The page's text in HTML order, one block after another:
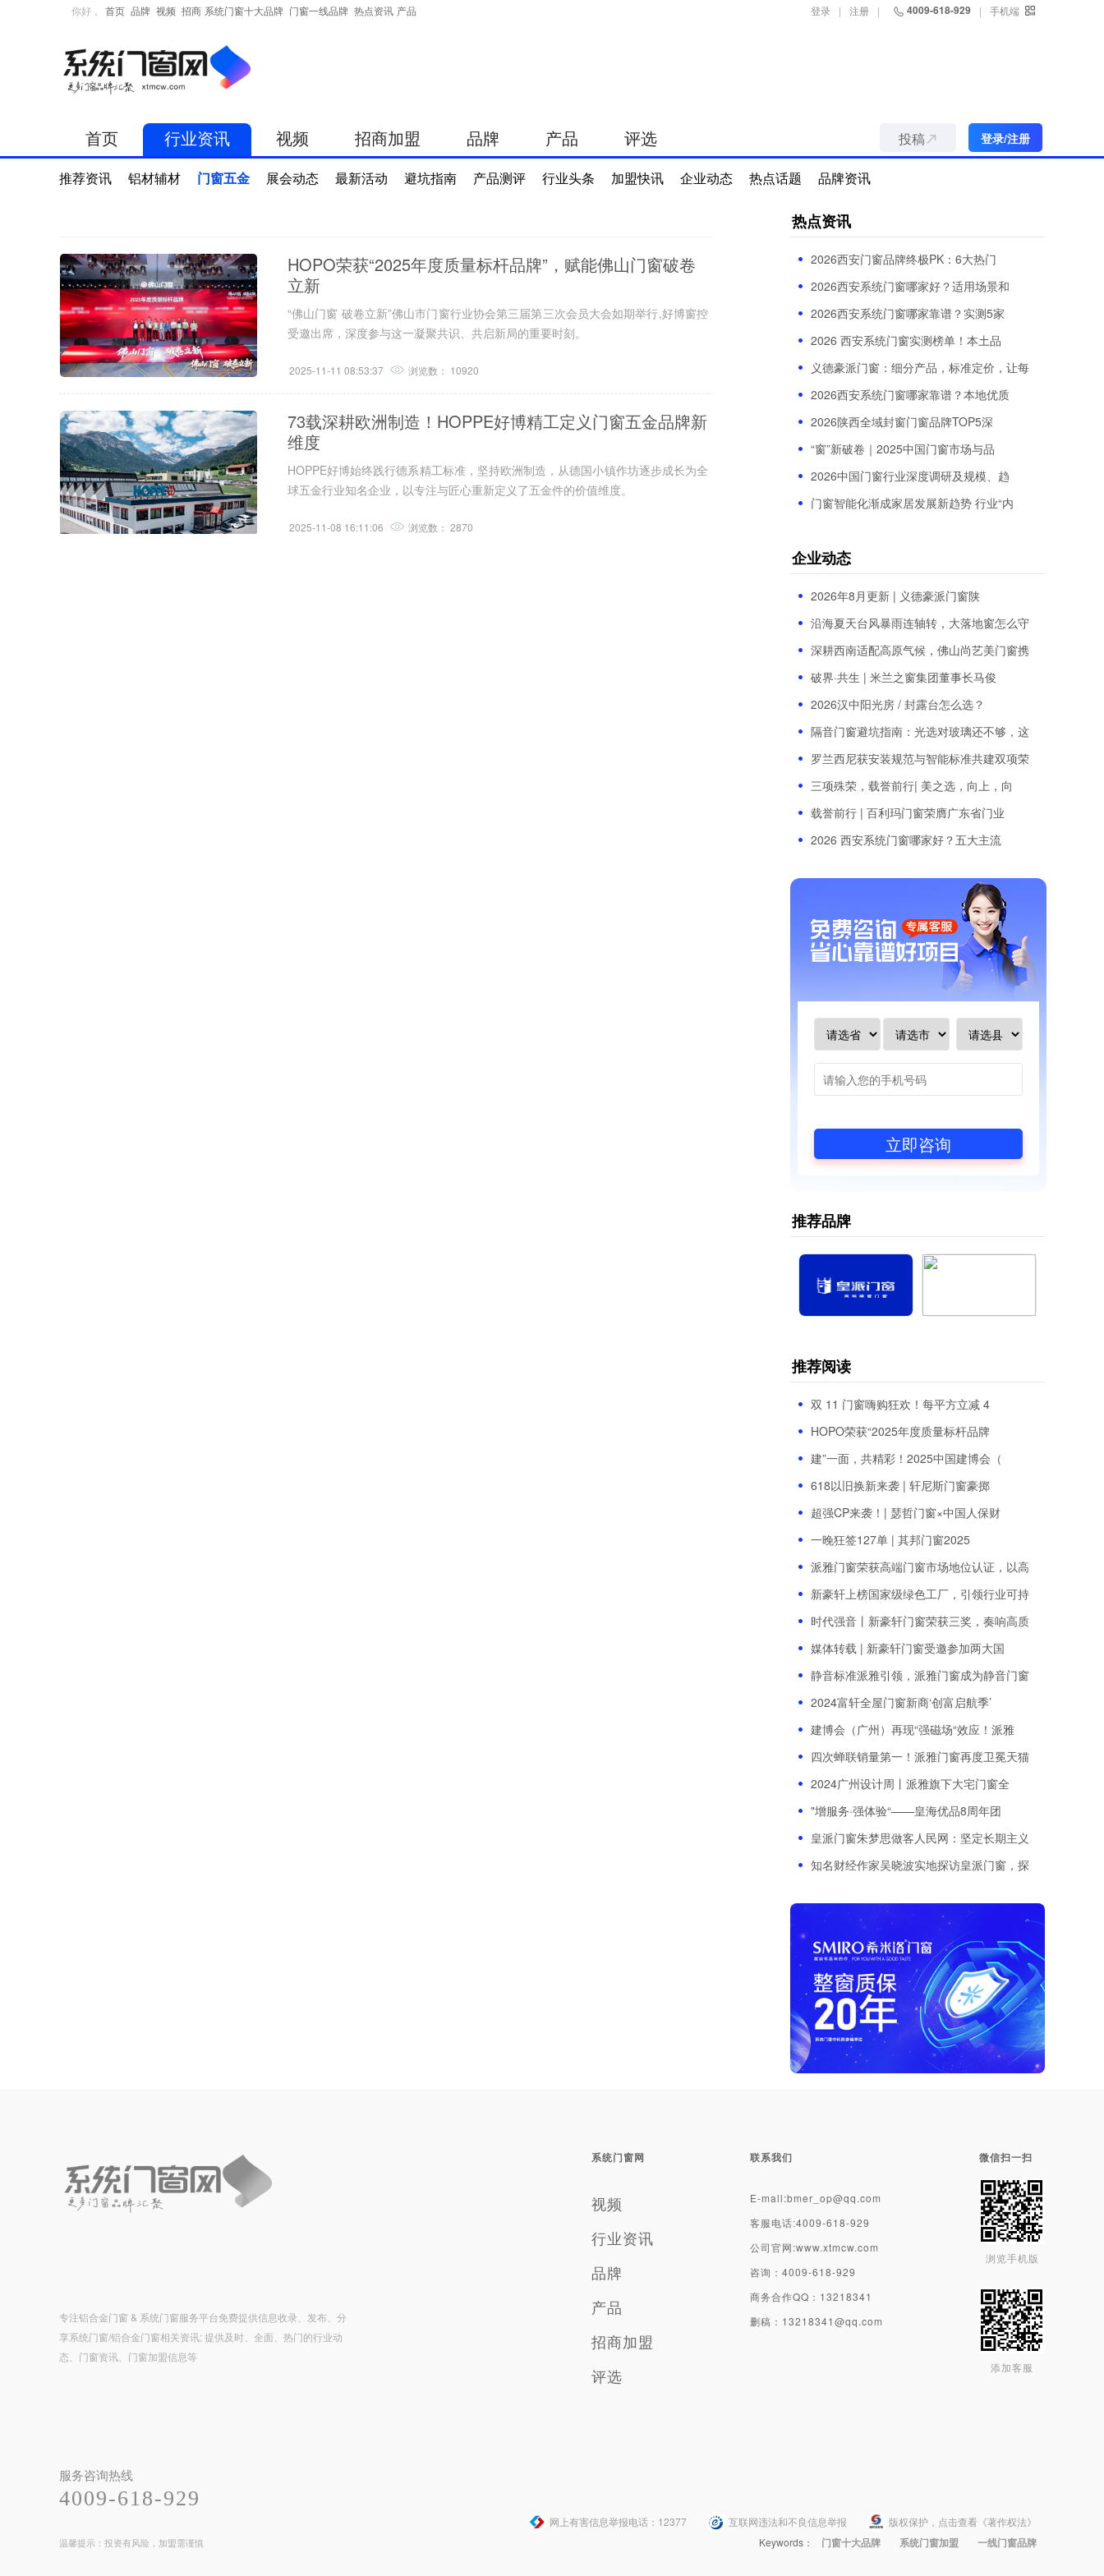
你好， 首页 品牌 视频 招商 系统门窗十大品牌 门窗一线品牌 热点资讯 产品 登录 | 注册 | 4009-618-929 | 手机端
首页 行业资讯 视频 招商加盟 品牌 产品 评选 登录/注册
投稿
推荐资讯 铝材辅材 门窗五金 展会动态 最新活动 避坑指南 产品测评 行业头条 加盟快讯 企业动态 热点话题 品牌资讯
HOPO荣获“2025年度质量标杆品牌”，赋能佛山门窗破卷
立新
“佛山门窗 破卷立新”佛山市门窗行业协会第三届第三次会员大会如期举行,好博窗控
受邀出席，深度参与这一凝聚共识、共启新局的重要时刻。
2025-11-11 08:53:37 浏览数： 10920
73载深耕欧洲制造！HOPPE好博精工定义门窗五金品牌新
维度
HOPPE好博始终践行德系精工标准，坚持欧洲制造，从德国小镇作坊逐步成长为全
球五金行业知名企业，以专注与匠心重新定义了五金件的价值维度。
2025-11-08 16:11:06 浏览数： 2870
热点资讯
2026西安门窗品牌终极PK：6大热门
2026西安系统门窗哪家好？适用场景和
2026西安系统门窗哪家靠谱？实测5家
2026 西安系统门窗实测榜单！本土品
义德豪派门窗：细分产品，标准定价，让每
2026西安系统门窗哪家靠谱？本地优质
2026陕西全域封窗门窗品牌TOP5深
“窗”新破卷｜2025中国门窗市场与品
2026中国门窗行业深度调研及规模、趋
门窗智能化渐成家居发展新趋势 行业“内
企业动态
2026年8月更新 | 义德豪派门窗陕
沿海夏天台风暴雨连轴转，大落地窗怎么守
深耕西南适配高原气候，佛山尚艺美门窗携
破界·共生 | 米兰之窗集团董事长马俊
2026汉中阳光房 / 封露台怎么选？
隔音门窗避坑指南：光选对玻璃还不够，这
罗兰西尼获安装规范与智能标准共建双项荣
三项殊荣，载誉前行| 美之选，向上，向
载誉前行 | 百利玛门窗荣膺广东省门业
2026 西安系统门窗哪家好？五大主流
立即咨询
推荐品牌
推荐阅读
双 11 门窗嗨购狂欢！每平方立减 4
HOPO荣获“2025年度质量标杆品牌
建”一面，共精彩！2025中国建博会（
618以旧换新来袭 | 轩尼斯门窗豪掷
超强CP来袭！| 瑟哲门窗×中国人保财
一晚狂签127单 | 其邦门窗2025
派雅门窗荣获高端门窗市场地位认证，以高
新豪轩上榜国家级绿色工厂，引领行业可持
时代强音丨新豪轩门窗荣获三奖，奏响高质
媒体转载 | 新豪轩门窗受邀参加两大国
静音标准派雅引领，派雅门窗成为静音门窗
2024富轩全屋门窗新商‘创富启航季’
建博会（广州）再现“强磁场“效应！派雅
四次蝉联销量第一！派雅门窗再度卫冕天猫
2024广州设计周丨派雅旗下大宅门窗全
"增服务·强体验“——皇海优品8周年团
皇派门窗朱梦思做客人民网：坚定长期主义
知名财经作家吴晓波实地探访皇派门窗，探
系统门窗网
视频
行业资讯
品牌
产品
招商加盟
评选
联系我们
E-mall:bmer_op@qq.com
客服电话:4009-618-929
公司官网:www.xtmcw.com
咨询：4009-618-929
商务合作QQ：13218341
删稿：13218341@qq.com
微信扫一扫
浏览手机版
添加客服
专注铝合金门窗 & 系统门窗服务平台免费提供信息收录、发布、分
享系统门窗/铝合金门窗相关资讯; 提供及时、全面、热门的行业动
态、门窗资讯、门窗加盟信息等
服务咨询热线
4009-618-929
温馨提示：投资有风险，加盟需谨慎
网上有害信息举报电话：12377 互联网违法和不良信息举报
版权保护，点击查看《著作权法》
Keywords：
门窗十大品牌 系统门窗加盟 一线门窗品牌